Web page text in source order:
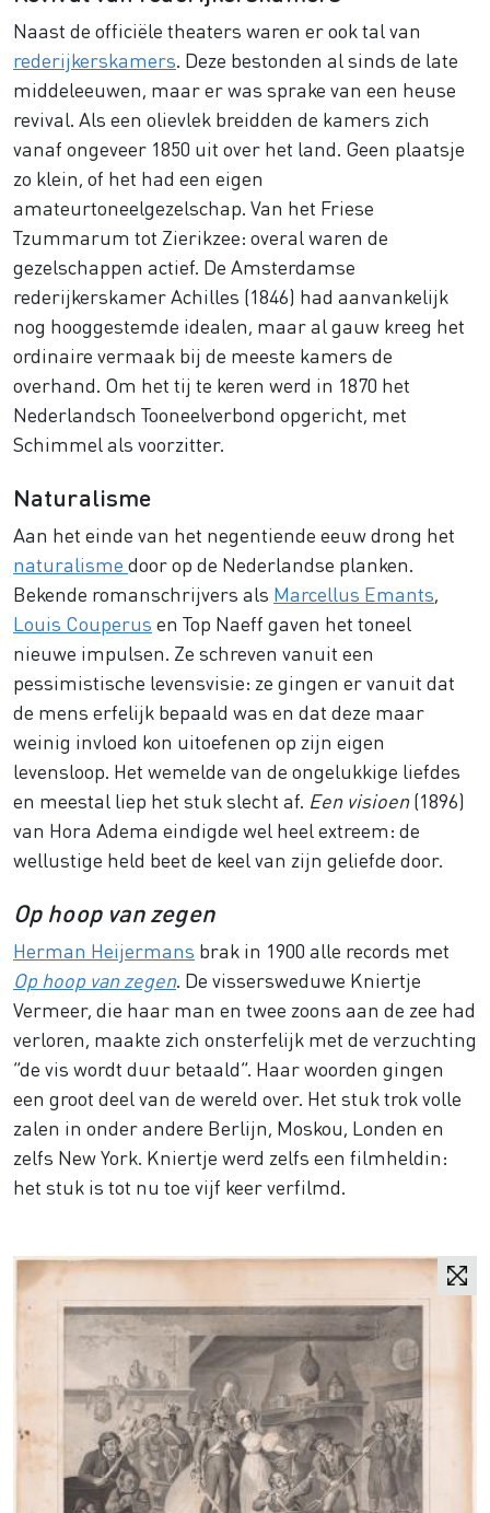
Naast de officiële theaters waren er ook tal van
rederijkerskamers . Deze bestonden al sinds de late
middeleeuwen, maar er was sprake van een heuse
revival. Als een olievlek breidden de kamers zich
vanaf ongeveer 1850 uit over het land. Geen plaatsje
zo klein, of het had een eigen
amateurtoneelgezelschap. Van het Friese
Tzummarum tot Zierikzee: overal waren de
gezelschappen actief. De Amsterdamse
rederijkerskamer Achilles (1846) had aanvankelijk
nog hooggestemde idealen, maar al gauw kreeg het
ordinaire vermaak bij de meeste kamers de
overhand. Om het tij te keren werd in 1870 het
Nederlandsch Tooneelverbond opgericht, met
Schimmel als voorzitter.
Naturalisme
Aan het einde van het negentiende eeuw drong het
naturalisme door op de Nederlandse planken.
Bekende romanschrijvers als Marcellus Emants
Louis Couperus en Top Naeff gaven het toneel
nieuwe impulsen. Ze schreven vanuit een
pessimistische levensvisie: ze gingen er vanuit dat
de mens erfelijk bepaald was en dat deze maar
weinig invloed kon uitoefenen op zijn eigen
levensloop. Het wemelde van de ongelukkige liefdes
en meestal liep het stuk slecht af. Een visioen(1896)
van Hora Adema eindigde wel heel extreem: de
wellustige held beet de keel van zijn geliefde door.
Op hoop van zegen
Herman Heijermans brak in 1900 alle records met
Op hoop van zegen. De vissersweduwe Kniertje
Vermeer, die haar man en twee zoons aan de zee had
verloren, maakte zich onsterfelijk met de verzuchting
“de vis wordt duur betaald”. Haar woorden gingen
een groot deel van de wereld over. Het stuk trok volle
zalen in onder andere Berlijn, Moskou, Londen en
zelfs New York. Kniertje werd zelfs een filmheldin:
het stuk is tot nu toe vijf keer verfilmd.